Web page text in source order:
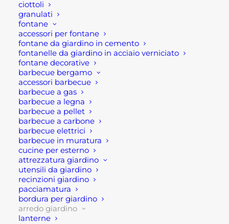
ciottoli
granulati
fontane
accessori per fontane
fontane da giardino in cemento
fontanelle da giardino in acciaio verniciato
fontane decorative
barbecue bergamo
accessori barbecue
barbecue a gas
barbecue a legna
barbecue a pellet
barbecue a carbone
barbecue elettrici
barbecue in muratura
cucine per esterno
attrezzatura giardino
utensili da giardino
recinzioni giardino
pacciamatura
bordura per giardino
arredo giardino
lanterne
giardino o da esterno allungabile, dalle linee
moderne. La struttura è in alluminio verniciato
colore Taupe (marrone talpa) o antracite, mentre
ha il piano in gres effetto legno. Ed è soprattutto
questo particolare che conferisce fascino ed
eleganza al complemento d’arredo.
Inoltre, l’apertura a prolunga permette una facile
estensione dello stesso, permettendo, ad ogni
modo, un posto all’apice del tavolo oltre la
posizione delle gambe.
Dunque, da si passa da una lunghezza di 205 cm,
a una di 265cm. Pertanto, il tavolo da esterno
allungabile in gres possiede le seguenti misure
205/265x105x75 h cm ed è disponibile nella
versione taupe o antracite. In aggiunta, lo rende